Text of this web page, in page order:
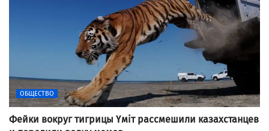
ОБЩЕСТВО
Фейки вокруг тигрицы Үміт рассмешили казахстанцев